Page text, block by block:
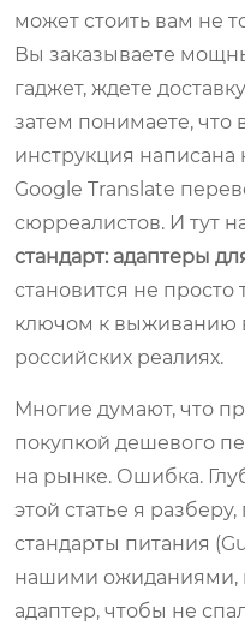
может стоить вам не
Вы заказываете
гаджет, ждете
затем понимаете, что
инструкция написана
Google Translate
сюрреалистов. И тут
стандарт: адаптеры
становится не
ключом к выживанию
российских реалиях.
Многие думают, что
покупкой дешевого
на рынке. Ошибка.
этой статье я
стандарты питания
нашими ожиданиями,
адаптер, чтобы не